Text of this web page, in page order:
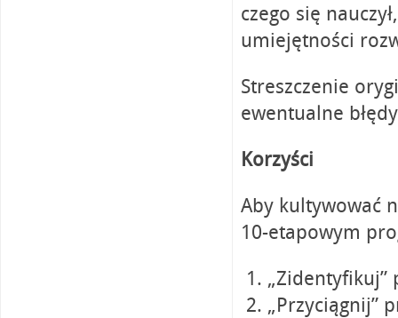
czego się
umiejętności
Streszczenie
ewentualne
Korzyści
Aby kultywować
10-etapowym
„Przyciągnij”